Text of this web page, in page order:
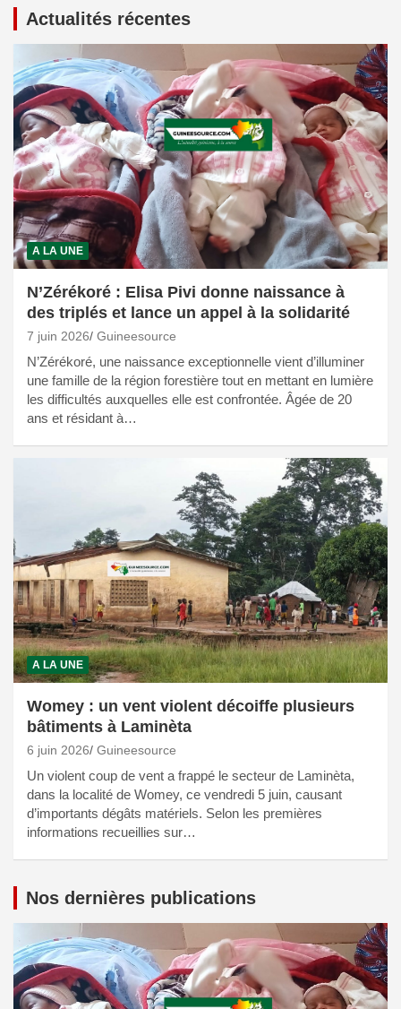
Actualités récentes
A LA UNE
N’Zérékoré : Elisa Pivi donne naissance à
des triplés et lance un appel à la solidarité
7 juin 2026 Guineesource
N’Zérékoré, une naissance exceptionnelle vient d’illuminer
une famille de la région forestière tout en mettant en lumière
les difficultés auxquelles elle est confrontée. Âgée de 20
ans et résidant à…
A LA UNE
Womey : un vent violent décoiffe plusieurs
bâtiments à Laminèta
6 juin 2026 Guineesource
Un violent coup de vent a frappé le secteur de Laminèta,
dans la localité de Womey, ce vendredi 5 juin, causant
d’importants dégâts matériels. Selon les premières
informations recueillies sur…
Nos dernières publications